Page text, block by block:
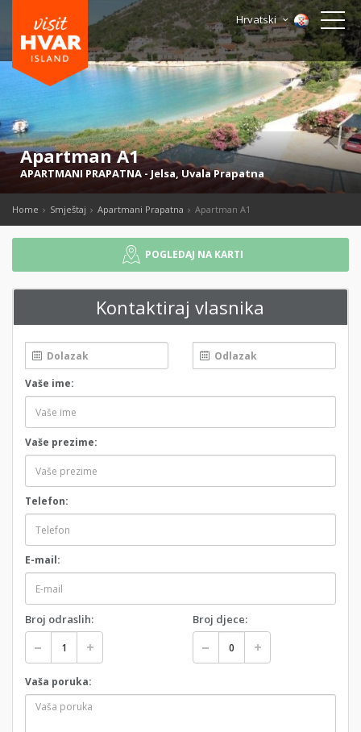
Hrvatski
Apartman A1
APARTMANI PRAPATNA - Jelsa, Uvala Prapatna
Home Smještaj Apartmani Prapatna Apartman A1
POGLEDAJ NA KARTI
Kontaktiraj vlasnika
Vaše ime:
Vaše prezime:
Telefon:
E-mail:
Broj odraslih: Broj djece:
Vaša poruka: